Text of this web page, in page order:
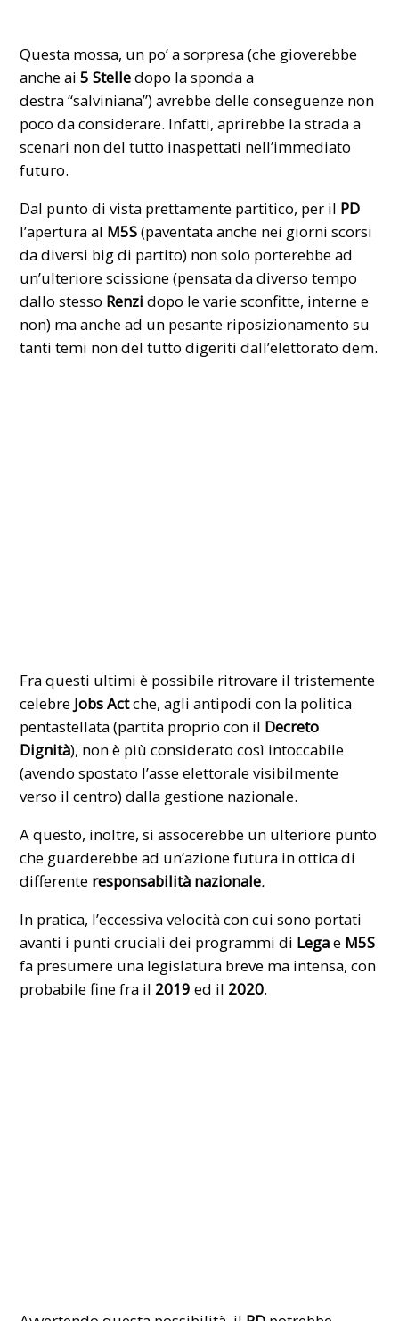
Questa mossa, un po’ a sorpresa (che gioverebbe
anche ai5 Stelledopo la sponda a
destra “salviniana”) avrebbe delle conseguenze non
poco da considerare. Infatti, aprirebbe la strada a
scenari non del tutto inaspettati nell’immediato
futuro.
Dal punto di vista prettamente partitico, per il PD
l’apertura al M5S(paventata anche nei giorni scorsi
da diversi big di partito) non solo porterebbe ad
un’ulteriore scissione (pensata da diverso tempo
dallo stesso Renzi dopo le varie sconfitte, interne e
non) ma anche ad un pesante riposizionamento su
tanti temi non del tutto digeriti dall’elettorato dem.
Fra questi ultimi è possibile ritrovare il tristemente
celebre Jobs Actche, agli antipodi con la politica
pentastellata (partita proprio con il Decreto
Dignità), non è più considerato così intoccabile
(avendo spostato l’asse elettorale visibilmente
verso il centro) dalla gestione nazionale.
A questo, inoltre, si assocerebbe un ulteriore punto
che guarderebbe ad un’azione futura in ottica di
differente responsabilità nazionale.
In pratica, l’eccessiva velocità con cui sono portati
avanti i punti cruciali dei programmi di Legae M5S
fa presumere una legislatura breve ma intensa, con
probabile fine fra il 2019 ed il 2020.